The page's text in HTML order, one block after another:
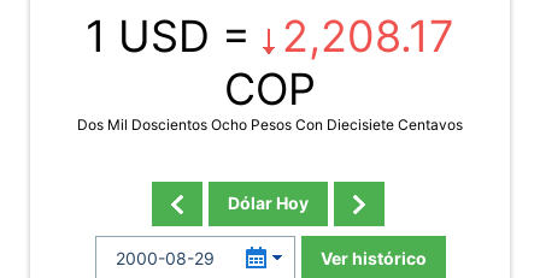
1 USD =
2,208.17
COP
Dos Mil Doscientos Ocho Pesos Con Diecisiete Centavos
Dólar Hoy
Ver histórico